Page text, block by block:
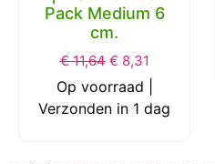
Pack Medium 6
cm.
€11,64 € 8,31
Op voorraad |
Verzonden in 1 dag